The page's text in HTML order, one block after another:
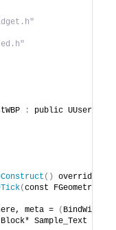
:
public
()
override;
(const FGeometry&,
meta = ( BindWidget
Sample_Text =